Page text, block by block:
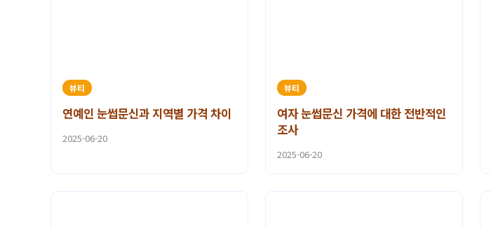
뷰티
연예인 눈썹문신과 지역별 가격 차이
2025-06-20
뷰티
여자 눈썹문신 가격에 대한 전반적인
조사
2025-06-20